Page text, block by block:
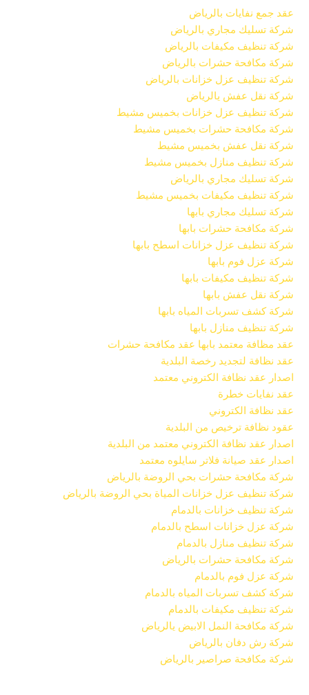
عقد جمع نفايات بالرياض
شركة تسليك مجاري بالرياض
شركة تنظيف مكيفات بالرياض
شركة مكافحة حشرات بالرياض
شركة تنظيف عزل خزانات بالرياض
شركة نقل عفش يالرياض
شركة تنظيف عزل خزانات بخميس مشيط
شركة مكافحة حشرات بخميس مشيط
شركة نقل عفش بخميس مشيط
شركة تنظيف منازل بخميس مشيط
شركة تسليك مجاري بالرياض
شركة تنظيف مكيفات بخميس مشيط
شركة تسليك مجاري بابها
شركة مكافحة حشرات بابها
شركة تنظيف عزل خزانات اسطح بابها
شركة عزل فوم بابها
شركة تنظيف مكيفات بابها
شركة نقل عفش بابها
شركة كشف تسربات المياه بابها
شركة تنظيف منازل بابها
عقد مظافة معتمد بابها عقد مكافحة حشرات
عقد نظافة لتجديد رخصة البلدية
اصدار عقد نظافة الكتروني معتمد
عقد نفايات خطرة
عقد نظافة الكتروني
عقود نظافة ترخيص من البلدية
اصدار عقد نظافة الكتروني معتمد من البلدية
اصدار عقد صيانة فلاتر سايلوه معتمد
شركة مكافحة حشرات بحي الروضة بالرياض
شركة تنظيف عزل خزانات المياة بحي الروضة بالرياض
شركة تنظيف خزانات بالدمام
شركة عزل خزانات اسطح بالدمام
شركة تنظيف منازل بالدمام
شركة مكافحة حشرات بالرياض
شركة عزل فوم بالدمام
شركة كشف تسربات المياه بالدمام
شركة تنظيف مكيفات بالدمام
شركة مكافحة النمل الابيض يالرياض
شركة رش دفان بالرياض
شركة مكافحة صراصير بالرياض